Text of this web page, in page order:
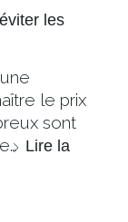
les
le prix
sont
Lire la